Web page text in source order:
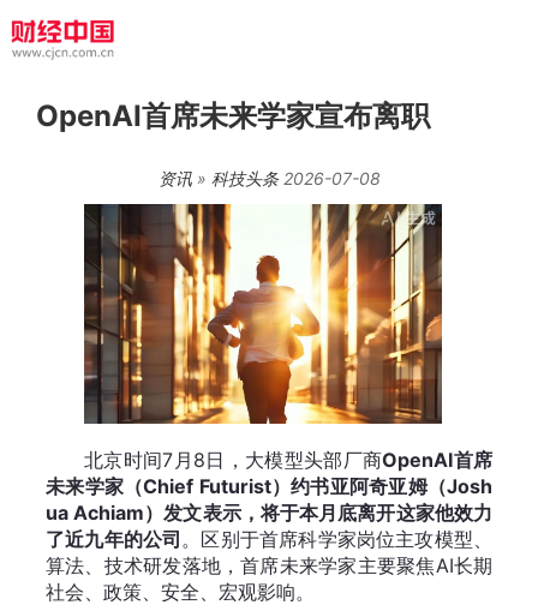
OpenAI首席未来学家宣布离职
资讯» 科技头条2026-07-08
北京时间7月8日，大模型头部厂商OpenAI首席
未来学家（Chief Futurist）约书亚阿奇亚姆（Josh
ua Achiam）发文表示，将于本月底离开这家他效力
了近九年的公司 。区别于首席科学家岗位主攻模型、
算法、技术研发落地，首席未来学家主要聚焦AI长期
社会、政策、安全、宏观影响。